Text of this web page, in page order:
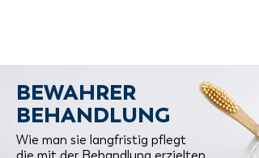
BEWAHRER
BEHANDLUNG
Wie man sie langfristig pflegt